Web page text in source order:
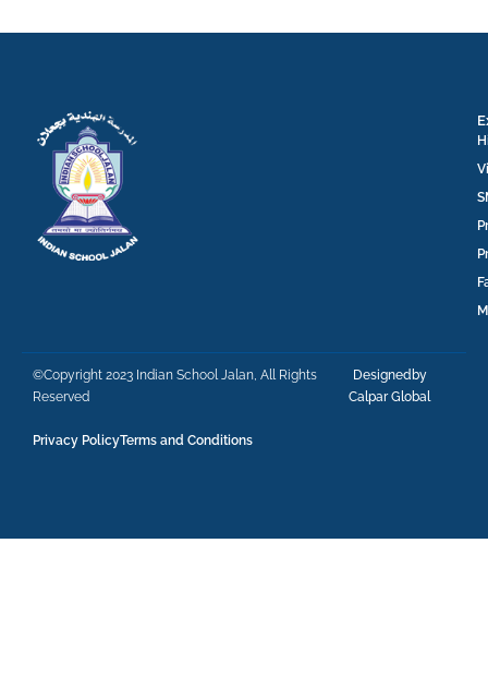
©Copyright 2023 Indian School Jalan, All Rights
Reserved
Designedby
Calpar Global
Privacy PolicyTerms and Conditions